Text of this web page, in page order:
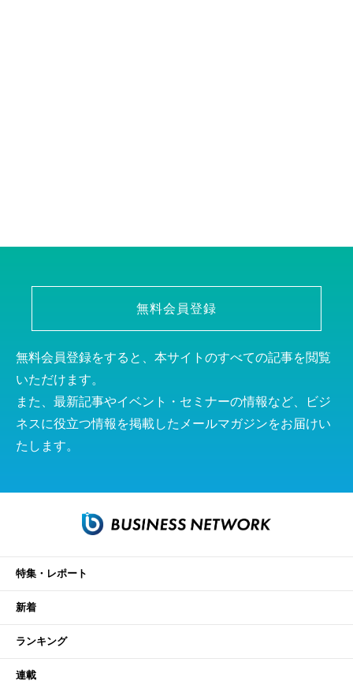
無料会員登録
無料会員登録をすると、本サイトのすべての記事を閲覧
いただけます。
また、最新記事やイベント・セミナーの情報など、ビジ
ネスに役立つ情報を掲載したメールマガジンをお届けい
たします。
特集・レポート
新着
ランキング
連載